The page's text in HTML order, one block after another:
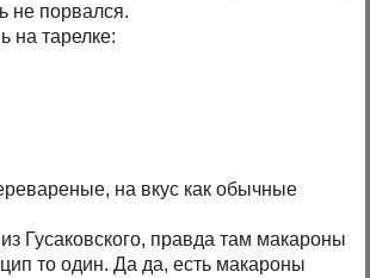
не порвался.
на тарелке:
на вкус как обычные
Гусаковского, правда там макароны
то один. Да да, есть макароны